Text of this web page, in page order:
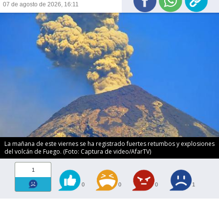
07 de agosto de 2026, 16:11
La mañana de este viernes se ha registrado fuertes retumbos y explosiones
del volcán de Fuego. (Foto: Captura de video/AfarTV)
1
0 0 0 1